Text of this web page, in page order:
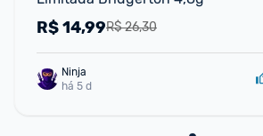
R$ 26,30
R$14,99
há 5 d